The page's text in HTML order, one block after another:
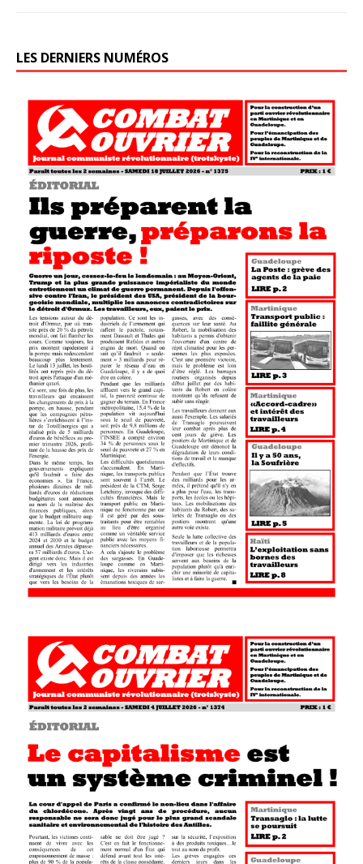
LES DERNIERS NUMÉROS